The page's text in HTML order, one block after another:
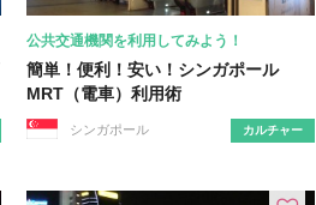
公共交通機関を利用してみよう！
簡単！便利！安い！シンガポール
MRT（電車）利用術
シンガポール カルチャー